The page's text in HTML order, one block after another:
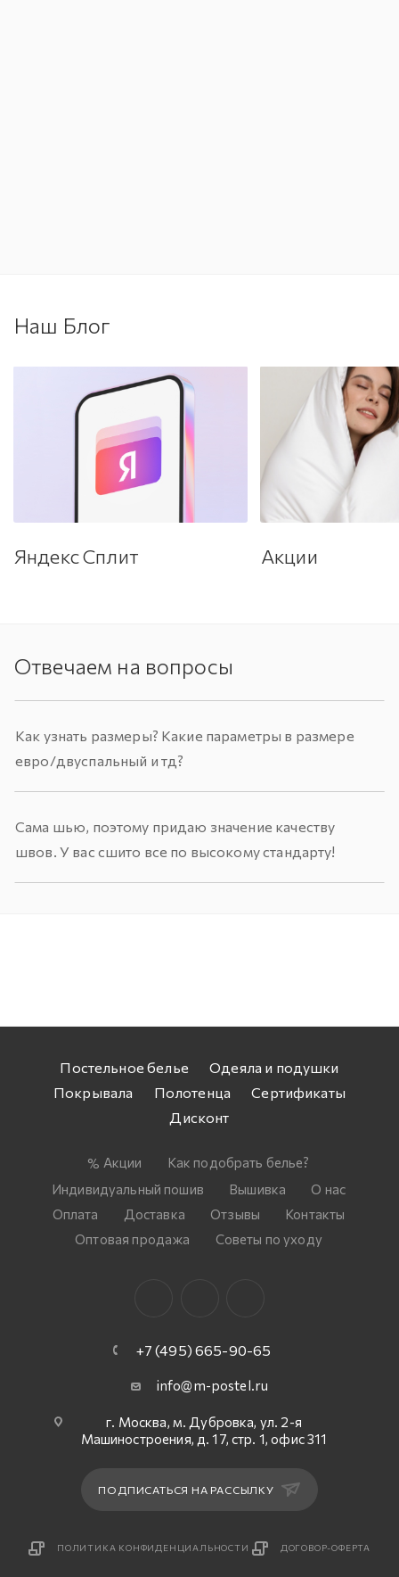
Наш Блог
Яндекс Сплит Акции
Отвечаем на вопросы
Как узнать размеры? Какие параметры в размере
евро/двуспальный и тд?
Сама шью, поэтому придаю значение качеству
швов. У вас сшито все по высокому стандарту!
Постельное белье
Одеяла и подушки
Покрывала
Полотенца
Сертификаты
Дисконт
Акции
Как подобрать белье?
Индивидуальный пошив
Вышивка
О нас
Оплата
Доставка Отзывы
Контакты
Оптовая продажа
Советы по уходу
+7 (495) 665-90-65
info@m-postel.ru
г. Москва, м. Дубровка, ул. 2-я
Машиностроения, д. 17, стр. 1, офис 311
ПОДПИСАТЬСЯ НА РАССЫЛКУ
ПОЛИТИКА КОНФИДЕНЦИАЛЬНОСТИ ДОГОВОР-ОФЕРТА